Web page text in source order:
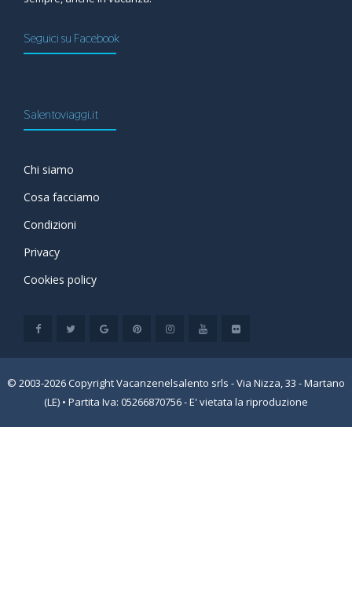
Seguici su Facebook
Salentoviaggi.it
Chi siamo
Cosa facciamo
Condizioni
Privacy
Cookies policy
© 2003-2026 Copyright Vacanzenelsalento srls - Via Nizza, 33 - Martano
(LE) • Partita Iva: 05266870756 - E' vietata la riproduzione